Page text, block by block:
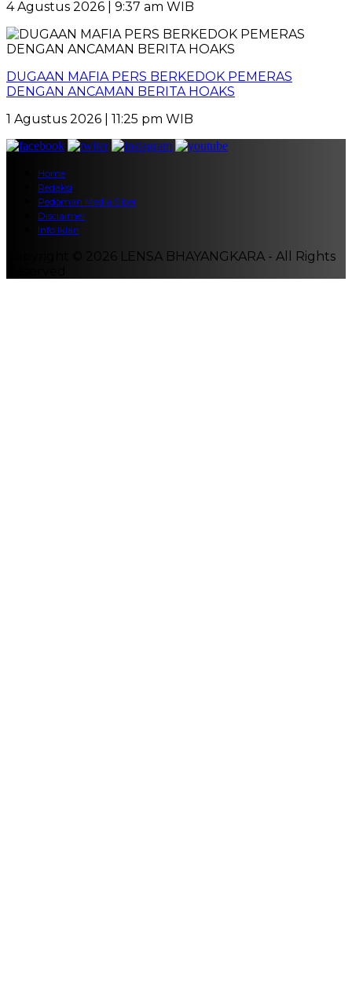
4 Agustus 2026 | 9:37 am WIB
DUGAAN MAFIA PERS BERKEDOK PEMERAS
DENGAN ANCAMAN BERITA HOAKS
1 Agustus 2026 | 11:25 pm WIB
Home
Redaksi
Pedoman Media Siber
Disclaimer
Info Iklan
Copyright © 2026 LENSA BHAYANGKARA - All Rights